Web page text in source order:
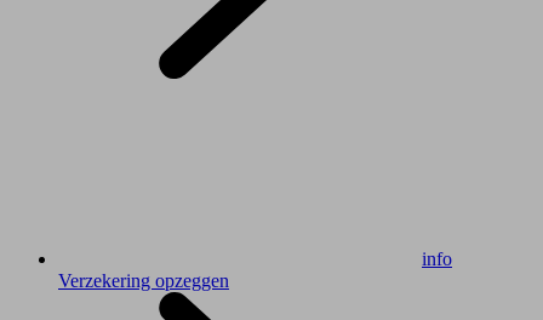
info
Verzekering opzeggen